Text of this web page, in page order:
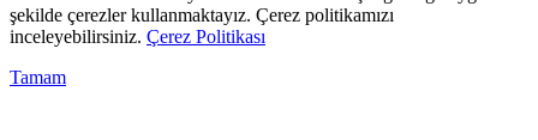
şekilde çerezler kullanmaktayız. Çerez politikamızı
inceleyebilirsiniz. Çerez Politikası
Tamam